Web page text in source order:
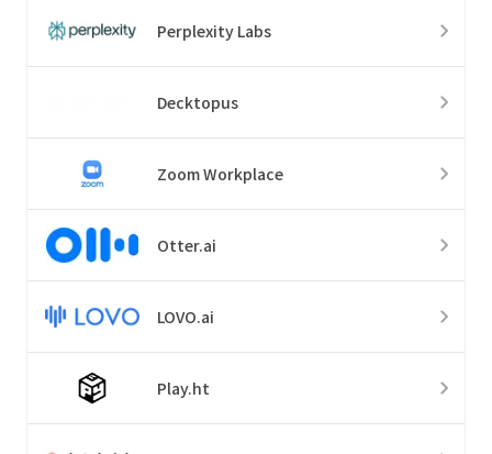
Perplexity Labs
Decktopus
Zoom Workplace
Otter.ai
LOVO.ai
Play.ht